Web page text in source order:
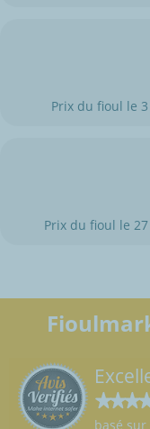
Prix du fioul le
Prix du fioul le
basé